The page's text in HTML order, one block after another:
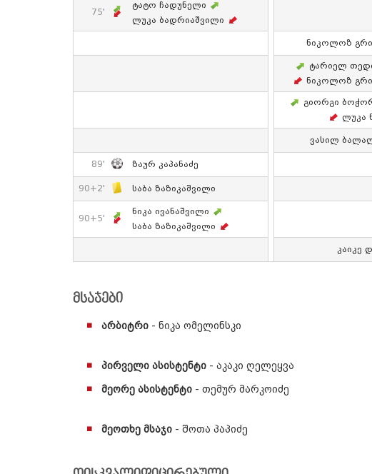
75'
Ტატო Ჩადუნელი
Ლუკა Ბადრიაშვილი
Ნიკოლოზ
Ტარიელ
Ნიკოლოზ
Გიორგი
Ლუკა
Ვასილ
89' Ზაურ Კაპანაძე
90+2' Საბა Ზაზიკაშვილი
90+5'
Ნიკა Ივანაშვილი
Საბა Ზაზიკაშვილი
Კაიკე
მსაჯები
არბიტრი - ნიკა ომელინსკი
პირველი ასისტენტი - აკაკი ღელეყვა
მეორე ასისტენტი - თემურ მარკოიძე
მეოთხე მსაჯი - შოთა პაპიძე